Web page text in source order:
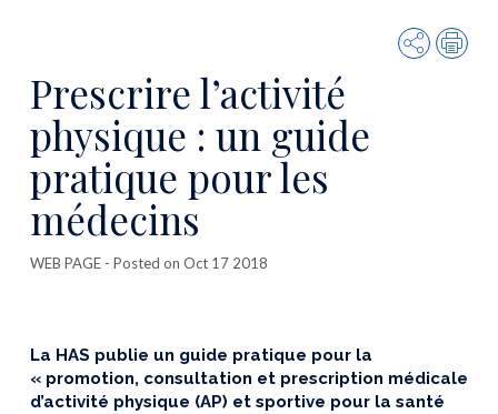
Share
Prescrire l’activité
physique : un guide
pratique pour les
médecins
WEB PAGE - Posted on Oct 17 2018
La HAS publie un guide pratique pour la
« promotion, consultation et prescription médicale
d’activité physique (AP) et sportive pour la santé